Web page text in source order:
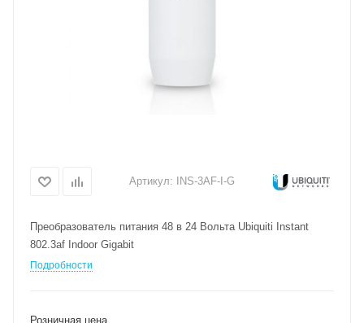
Артикул: INS-3AF-I-G
Преобразователь питания 48 в 24 Вольта Ubiquiti Instant
802.3af Indoor Gigabit
Подробности
Розничная цена